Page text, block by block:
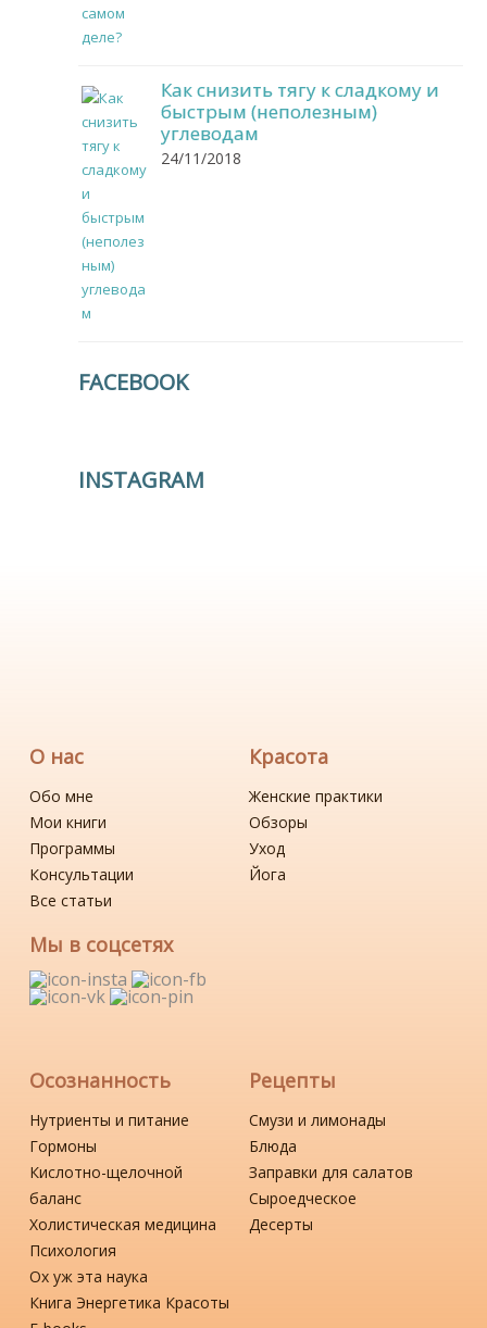
Как снизить тягу к сладкому и
быстрым (неполезным)
углеводам
24/11/2018
FACEBOOK
INSTAGRAM
О нас
Обо мне
Мои книги
Программы
Консультации
Все статьи
Мы в соцсетях
Красота
Женские практики
Обзоры
Уход
Йога
Осознанность
Нутриенты и питание
Гормоны
Кислотно-щелочной
баланс
Холистическая медицина
Психология
Ох уж эта наука
Книга Энергетика Красоты
Рецепты
Смузи и лимонады
Блюда
Заправки для салатов
Сыроедческое
Десерты